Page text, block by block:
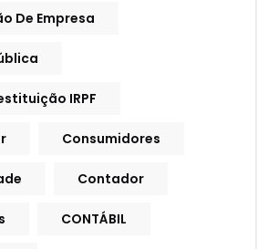
De Empresa
IRPF
Consumidores
Contador
CONTÁBIL